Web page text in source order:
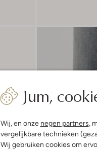
Jum,
Wij, en onze negen partners,
vergelijkbare technieken
Wij gebruiken cookies om